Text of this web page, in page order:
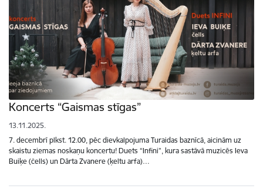
Koncerts “Gaismas stīgas”
13.11.2025.
7. decembrī plkst. 12.00, pēc dievkalpojuma Turaidas baznīcā, aicinām uz
skaistu ziemas noskaņu koncertu! Duets “Infini”, kura sastāvā muzicēs Ieva
Buiķe (čells) un Dārta Zvanere (ķeltu arfa)…